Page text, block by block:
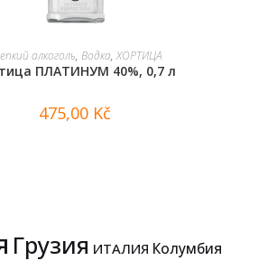
В КОРЗИНУ
алкоголь, Водка,ХОРТИЦА
ПЛАТИНУМ 40%, 0,7 л
475,00 Kč
Грузия ИТАЛИЯ Колумбия